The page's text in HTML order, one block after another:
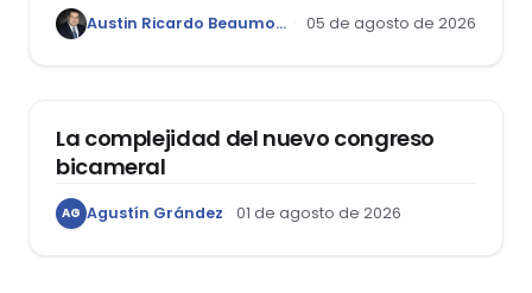
Austin Ricardo Beaumont Rivera 05 de agosto de 2026
La complejidad del nuevo congreso
bicameral
AG Agustín Grández 01 de agosto de 2026